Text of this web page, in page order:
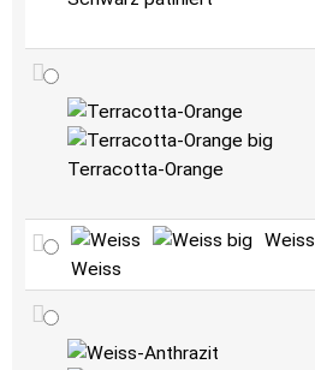
Terracotta-Orange
Weiss
Weiss